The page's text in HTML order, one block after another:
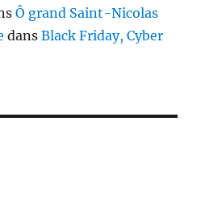
Ô grand Saint-Nicolas
dansBlack Friday, Cyber